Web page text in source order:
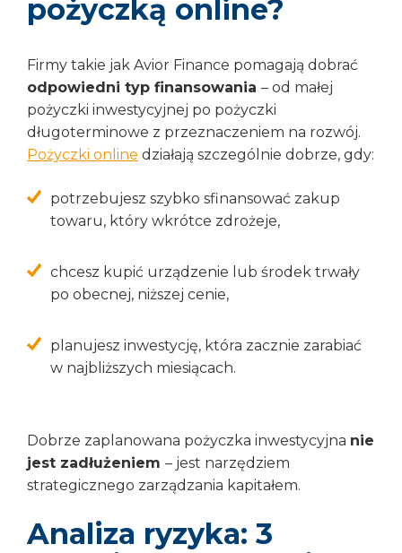
pożyczką online?
Firmy takie jak Avior Finance pomagają dobrać
odpowiedni typ finansowania – od małej
pożyczki inwestycyjnej po pożyczki
długoterminowe z przeznaczeniem na rozwój.
Pożyczki online działają szczególnie dobrze, gdy:
potrzebujesz szybko sfinansować zakup
towaru, który wkrótce zdrożeje,
chcesz kupić urządzenie lub środek trwały
po obecnej, niższej cenie,
planujesz inwestycję, która zacznie zarabiać
w najbliższych miesiącach.
Dobrze zaplanowana pożyczka inwestycyjna nie
jest zadłużeniem – jest narzędziem
strategicznego zarządzania kapitałem.
Analiza ryzyka: 3